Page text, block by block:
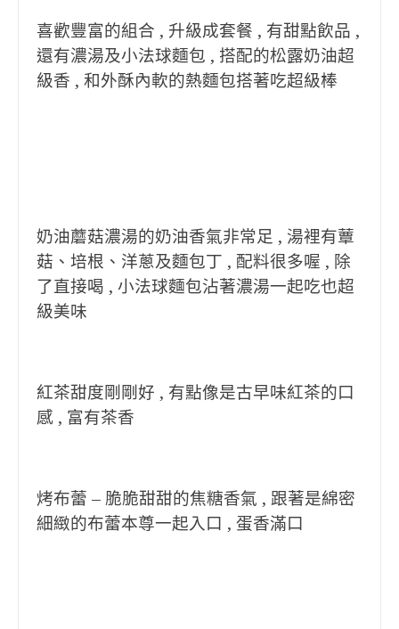
喜歡豐富的組合 , 升級成套餐 , 有甜點飲品 ,
還有濃湯及小法球麵包 , 搭配的松露奶油超
級香 , 和外酥內軟的熱麵包搭著吃超級棒
奶油蘑菇濃湯的奶油香氣非常足 , 湯裡有蕈
菇、培根、洋蔥及麵包丁 , 配料很多喔 , 除
了直接喝 , 小法球麵包沾著濃湯一起吃也超
級美味
紅茶甜度剛剛好 , 有點像是古早味紅茶的口
感 , 富有茶香
烤布蕾 – 脆脆甜甜的焦糖香氣 , 跟著是綿密
細緻的布蕾本尊一起入口 , 蛋香滿口